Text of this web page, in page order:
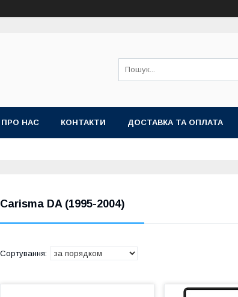
ПРО НАС КОНТАКТИ ДОСТАВКА ТА ОПЛАТА
Carisma DA (1995-2004)